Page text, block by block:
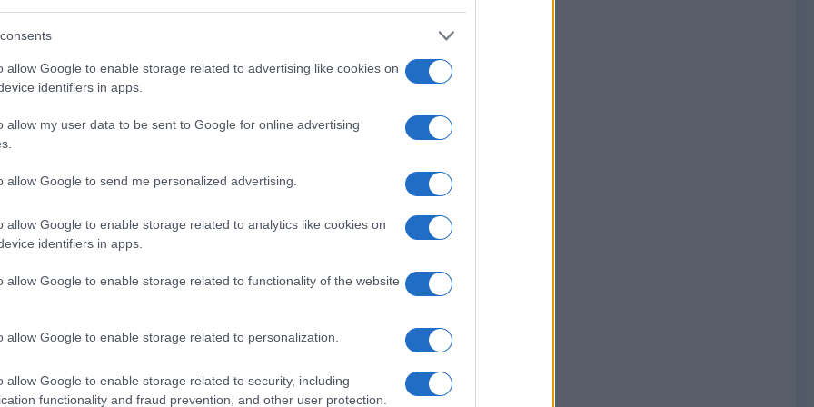
allow Google to enable storage related to advertising like cookies on
identifiers in apps.
allow my user data to be sent to Google for online advertising
allow Google to send me personalized advertising.
allow Google to enable storage related to analytics like cookies on
identifiers in apps.
allow Google to enable storage related to functionality of the website
allow Google to enable storage related to personalization.
allow Google to enable storage related to security, including
functionality and fraud prevention, and other user protection.
artificiale sta affrontando la dura
di adozione indiscriminata delle nuove
a ogni costo le potenzialità dei modelli
alla necessità di controllare i budget e
di calcolo, erogata e fatturata sotto
nelle risorse finanziarie delle imprese.
a porsi domande fondamentali
alla nascita della tokenomics, la